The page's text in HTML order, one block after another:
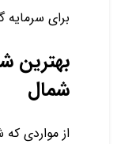
برای
بهترین
شمال
از مواردی